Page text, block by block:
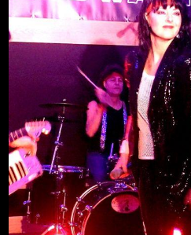
Neue Deutsche Welle LIVE Party
14.08.2026, 20:00
Freilichtbühne an der Zitadelle